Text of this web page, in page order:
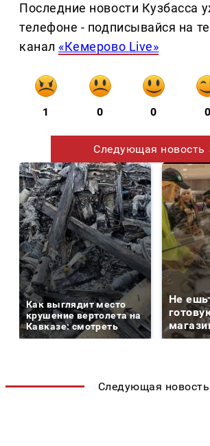
Последние новости Кузбасса
телефоне - подписывайся на
канал «Кемерово Live»
1 0 0 0
Следующая новость
Как выглядит место
крушение вертолета на
Кавказе: смотреть
Не
Следующая новость